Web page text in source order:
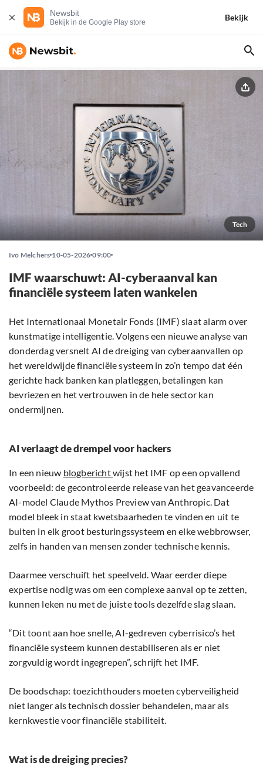
Newsbit
Bekijk in de Google Play store
Bekijk
Tech
Ivo Melchers 10-05-2026 09:00
IMF waarschuwt: AI-cyberaanval kan
financiële systeem laten wankelen
Het Internationaal Monetair Fonds (IMF) slaat alarm over
kunstmatige intelligentie. Volgens een nieuwe analyse van
donderdag versnelt AI de dreiging van cyberaanvallen op
het wereldwijde financiële systeem in zo’n tempo dat één
gerichte hack banken kan platleggen, betalingen kan
bevriezen en het vertrouwen in de hele sector kan
ondermijnen.
AI verlaagt de drempel voor hackers
In een nieuw blogberichtwijst het IMF op een opvallend
voorbeeld: de gecontroleerde release van het geavanceerde
AI-model Claude Mythos Preview van Anthropic. Dat
model bleek in staat kwetsbaarheden te vinden en uit te
buiten in elk groot besturingssysteem en elke webbrowser,
zelfs in handen van mensen zonder technische kennis.
Daarmee verschuift het speelveld. Waar eerder diepe
expertise nodig was om een complexe aanval op te zetten,
kunnen leken nu met de juiste tools dezelfde slag slaan.
“Dit toont aan hoe snelle, AI-gedreven cyberrisico’s het
financiële systeem kunnen destabiliseren als er niet
zorgvuldig wordt ingegrepen”, schrijft het IMF.
De boodschap: toezichthouders moeten cyberveiligheid
niet langer als technisch dossier behandelen, maar als
kernkwestie voor financiële stabiliteit.
Wat is de dreiging precies?